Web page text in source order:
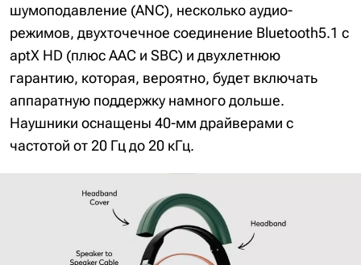
шумоподавление (ANC), несколько аудио-
режимов, двухточечное соединение Bluetooth5.1 с
aptX HD (плюс AAC и SBC) и двухлетнюю
гарантию, которая, вероятно, будет включать
аппаратную поддержку намного дольше.
Наушники оснащены 40-мм драйверами с
частотой от 20 Гц до 20 кГц.